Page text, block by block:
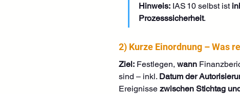
Hinweis: IAS 10 selbst ist
Prozesssicherheit.
2) Kurze Einordnung – Was
Ziel: Festlegen, wann
sind – inkl. Datum der
Ereignisse zwischen Stichtag